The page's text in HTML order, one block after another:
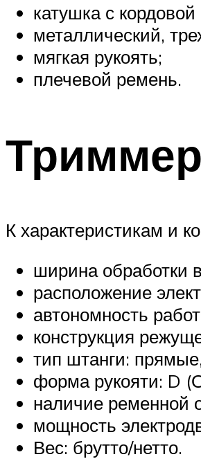
катушка с
металлический,
мягкая рукоять;
плечевой ремень.
К характеристикам и
ширина обработки
расположение
автономность
конструкция
тип штанги:
форма рукояти: D
наличие ременной
мощность
Вес: брутто/нетто.